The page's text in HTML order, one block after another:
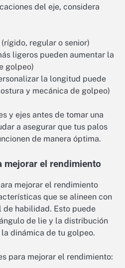
del eje, considera
regular o senior)
ligeros pueden aumentar la
golpeo)
la longitud puede
y mecánica de golpeo)
y ejes antes de tomar una
a asegurar que tus palos
de manera óptima.
mejorar el rendimiento
mejorar el rendimiento
que se alineen con
habilidad. Esto puede
de lie y la distribución
dinámica de tu golpeo.
para mejorar el rendimiento: